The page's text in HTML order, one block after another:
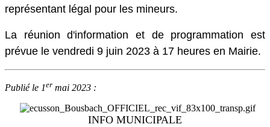
représentant légal pour les mineurs.
La réunion d'information et de programmation est
prévue le vendredi 9 juin 2023 à 17 heures en Mairie.
Publié le 1er mai 2023 :
INFO MUNICIPALE